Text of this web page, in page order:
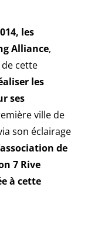
les
Alliance,
cette
les
ses
ville de
son éclairage
de
7 Rive
à cette